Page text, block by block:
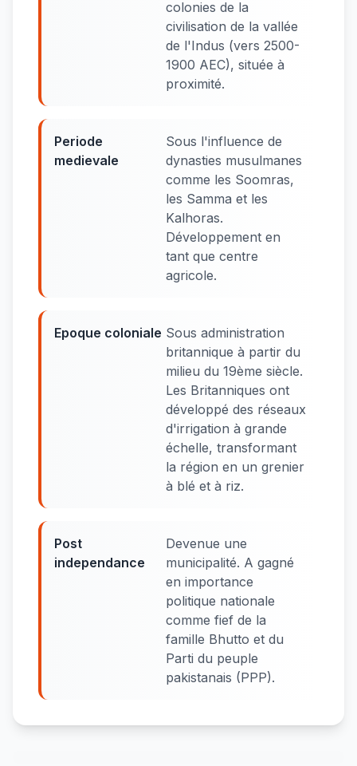
colonies de la
civilisation de la vallée
de l'Indus (vers 2500-
1900 AEC), située à
proximité.
Periode
medievale
Sous l'influence de
dynasties musulmanes
comme les Soomras,
les Samma et les
Kalhoras.
Développement en
tant que centre
agricole.
Epoque coloniale Sous administration
britannique à partir du
milieu du 19ème siècle.
Les Britanniques ont
développé des réseaux
d'irrigation à grande
échelle, transformant
la région en un grenier
à blé et à riz.
Post
independance
Devenue une
municipalité. A gagné
en importance
politique nationale
comme fief de la
famille Bhutto et du
Parti du peuple
pakistanais (PPP).